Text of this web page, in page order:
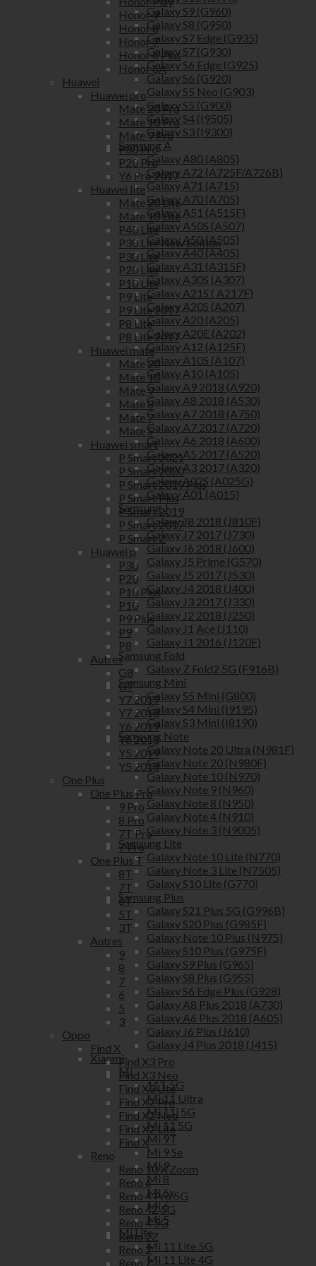
Galaxy S9 (G960)
Galaxy S8 (G950)
Galaxy S7 Edge (G935)
Galaxy S7 (G930)
Galaxy S6 Edge (G925)
Galaxy S6 (G920)
Galaxy S5 Neo (G903)
Galaxy S5 (G900)
Galaxy S4 (I9505)
Galaxy S3 (I9300)
Samsung A
Galaxy A80 (A805)
Galaxy A72 (A725F/A726B)
Galaxy A71 (A715)
Galaxy A70 (A705)
Galaxy A51 (A515F)
Galaxy A50S (A507)
Galaxy A50 (A505)
Galaxy A40 (A405)
Galaxy A31 (A315F)
Galaxy A30S (A307)
Galaxy A21S ( A217F)
Galaxy A20S (A207)
Galaxy A20 (A205)
Galaxy A20E (A202)
Galaxy A12 (A125F)
Galaxy A10S (A107)
Galaxy A10 (A105)
Galaxy A9 2018 (A920)
Galaxy A8 2018 (A530)
Galaxy A7 2018 (A750)
Galaxy A7 2017 (A720)
Galaxy A6 2018 (A600)
Galaxy A5 2017 (A520)
Galaxy A3 2017 (A320)
Galaxy A02S (A025G)
Galaxy A01 (A015)
Samsung J
Galaxy J8 2018 (J810F)
Galaxy J7 2017 (J730)
Galaxy J6 2018 (J600)
Galaxy J5 Prime (G570)
Galaxy J5 2017 (J530)
Galaxy J4 2018 (J400)
Galaxy J3 2017 (J330)
Galaxy J2 2018 (J250)
Galaxy J1 Ace (J110)
Galaxy J1 2016 (J120F)
Samsung Fold
Galaxy Z Fold2 5G (F916B)
Samsung Mini
Galaxy S5 Mini (G800)
Galaxy S4 Mini (I9195)
Galaxy S3 Mini (I8190)
Samsung Note
Galaxy Note 20 Ultra (N981F)
Galaxy Note 20 (N980F)
Galaxy Note 10 (N970)
Galaxy Note 9 (N960)
Galaxy Note 8 (N950)
Galaxy Note 4 (N910)
Galaxy Note 3 (N9005)
Samsung Lite
Galaxy Note 10 Lite (N770)
Galaxy Note 3 Lite (N7505)
Galaxy S10 Lite (G770)
Samsung Plus
Galaxy S21 Plus 5G (G996B)
Galaxy S20 Plus (G985F)
Galaxy Note 10 Plus (N975)
Galaxy S10 Plus (G975F)
Galaxy S9 Plus (G965)
Galaxy S8 Plus (G955)
Galaxy S6 Edge Plus (G928)
Galaxy A8 Plus 2018 (A730)
Galaxy A6 Plus 2018 (A605)
Galaxy J6 Plus (J610)
Galaxy J4 Plus 2018 (J415)
Xiaomi
Mi
11T 5G
Mi 11 Ultra
Mi 11i 5G
Mi 11 5G
Mi 9T
Mi 9 Se
Mi 9
Mi 8
Mi 6x
Mi 6
Mi 5
Mi Lite
Mi 11 Lite 5G
Mi 11 Lite 4G
Honor 9
Honor 8
Honor 7
Honor 6 Plus
Honor 6A
Huawei
Huawei pro
Mate 20 Pro
Mate 10 Pro
Mate 9 Pro
P30 Pro
P20 Pro
Y6 Pro 2017
Huawei lite
Mate 20 Lite
Mate 10 Lite
P40 Lite
P30 Lite New Edition
P30 Lite
P20 Lite
P10 Lite
P9 Lite
P9 Lite 2017
P8 Lite
P8 Lite 2017
Huawei mate
Mate 20
Mate 10
Mate 9
Mate 8
Mate 7
Mate S
Huawei smart
P Smart 2021
P Smart 2020
P Smart 2019 Plus
P Smart Plus
P Smart 2019
P Smart 2017
P Smart Z
Huawei p
P30
P20
P10 Plus
P10
P9 Plus
P9
P8
Autres
G8
G7
Y7 2019
Y7 2018
Y6 2019
Y6 2018
Y5 2019
Y5 2018
One Plus
One Plus Pro
9 Pro
8 Pro
7T Pro
7 Pro
One Plus T
8T
7T
6T
5T
3T
Autres
9
8
7
6
5
3
Oppo
Find X
Find X3 Pro
Find X3 Neo
Find X3 Lite
Find X2 Pro
Find X2 Neo
Find X2 Lite
Find X
Reno
Reno 10 X Zoom
Reno 6
Reno 4 Pro 5G
Reno 4Z 5G
Reno 4 5G
Reno 2Z
Reno 2
Reno Z